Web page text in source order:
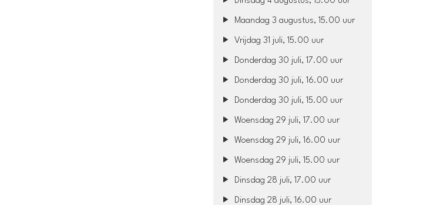
Maandag 3 augustus, 15.00 uur
Vrijdag 31 juli, 15.00 uur
Donderdag 30 juli, 17.00 uur
Donderdag 30 juli, 16.00 uur
Donderdag 30 juli, 15.00 uur
Woensdag 29 juli, 17.00 uur
Woensdag 29 juli, 16.00 uur
Woensdag 29 juli, 15.00 uur
Dinsdag 28 juli, 17.00 uur
Dinsdag 28 juli, 16.00 uur